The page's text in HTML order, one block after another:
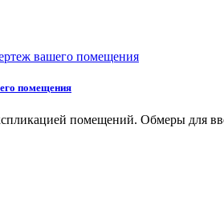
помещения
помещений. Обмеры для